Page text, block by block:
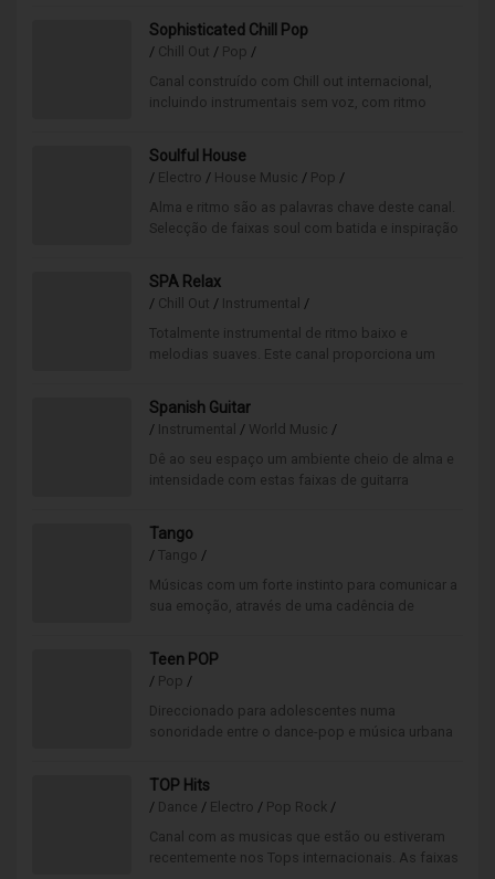
palavra-chave.
Sophisticated Chill Pop
/ Chill Out / Pop /
Canal construído com Chill out internacional,
incluindo instrumentais sem voz, com ritmo
quem deseja sofisticação.
Soulful House
/ Electro / House Music / Pop /
Alma e ritmo são as palavras chave deste canal.
Selecção de faixas soul com batida e inspiração
SPA Relax
/ Chill Out / Instrumental /
Totalmente instrumental de ritmo baixo e
melodias suaves. Este canal proporciona um
baterias.
Spanish Guitar
/ Instrumental / World Music /
Dê ao seu espaço um ambiente cheio de alma e
intensidade com estas faixas de guitarra
desta categoria.
Tango
/ Tango /
Músicas com um forte instinto para comunicar a
sua emoção, através de uma cadência de
inseparáveis do seu abraço.
Teen POP
/ Pop /
Direccionado para adolescentes numa
sonoridade entre o dance-pop e música urbana
juventude estão todos aqui.
TOP Hits
/ Dance / Electro / Pop Rock /
Canal com as musicas que estão ou estiveram
recentemente nos Tops internacionais. As faixas